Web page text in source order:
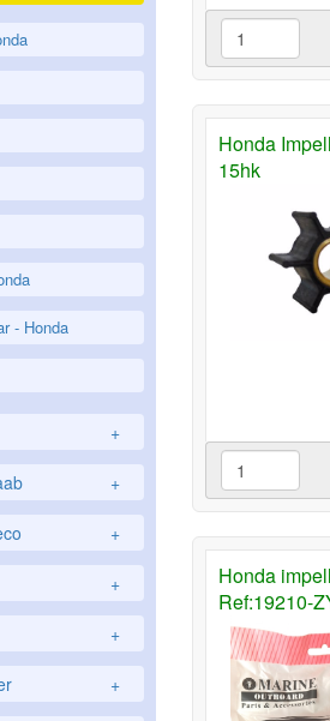
- Honda
+
+
+
+
+
+
Honda
15hk
Honda
Ref:19210-